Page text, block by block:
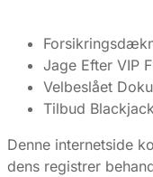
Jage Efter VIP
Velbeslået
Tilbud
Denne internetside
dens registrer